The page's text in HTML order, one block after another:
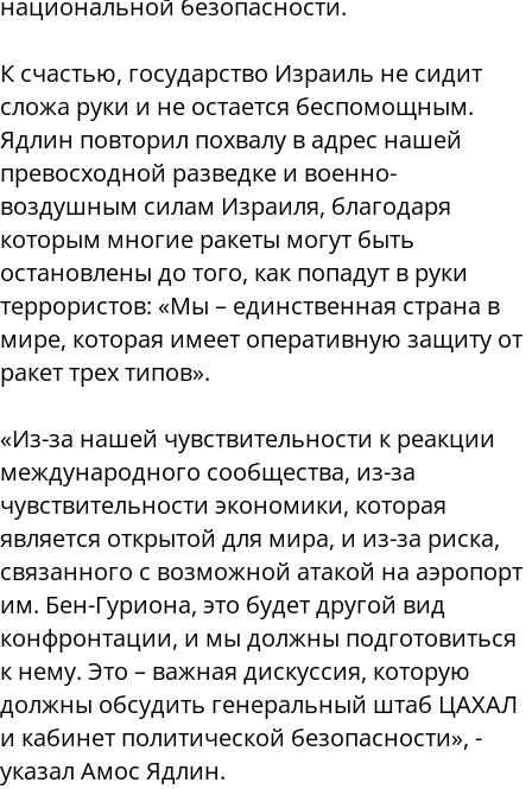
национальной безопасности.
К счастью, государство Израиль не сидит
сложа руки и не остается беспомощным.
Ядлин повторил похвалу в адрес нашей
превосходной разведке и военно-
воздушным силам Израиля, благодаря
которым многие ракеты могут быть
остановлены до того, как попадут в руки
террористов: «Мы – единственная страна в
мире, которая имеет оперативную защиту от
ракет трех типов».
«Из-за нашей чувствительности к реакции
международного сообщества, из-за
чувствительности экономики, которая
является открытой для мира, и из-за риска,
связанного с возможной атакой на аэропорт
им. Бен-Гуриона, это будет другой вид
конфронтации, и мы должны подготовиться
к нему. Это – важная дискуссия, которую
должны обсудить генеральный штаб ЦАХАЛ
и кабинет политической безопасности», -
указал Амос Ядлин.